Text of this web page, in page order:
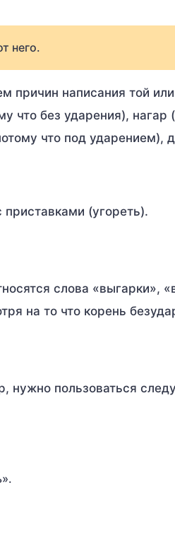
него.
написания той или
что без ударения), нагар
что под ударением),
(угореть).
слова «выгарки»,
на то что корень
нужно пользоваться